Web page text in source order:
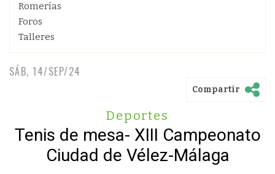
Romerías
Foros
Talleres
SÁB, 14/SEP/24
Compartir
Deportes
Tenis de mesa- XIII Campeonato
Ciudad de Vélez-Málaga